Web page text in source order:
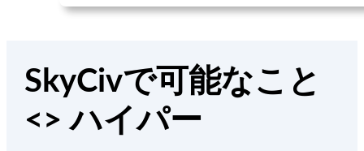
SkyCivで可能なこと
<> ハイパー